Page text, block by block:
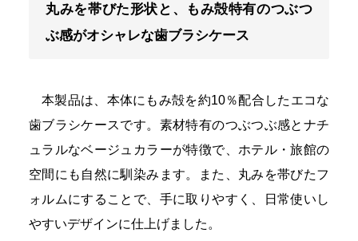
丸みを帯びた形状と、もみ殻特有のつぶつ
ぶ感がオシャレな歯ブラシケース
本製品は、本体にもみ殻を約10％配合したエコな
歯ブラシケースです。素材特有のつぶつぶ感とナチ
ュラルなベージュカラーが特徴で、ホテル・旅館の
空間にも自然に馴染みます。また、丸みを帯びたフ
ォルムにすることで、手に取りやすく、日常使いし
やすいデザインに仕上げました。